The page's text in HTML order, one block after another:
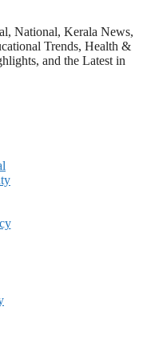
National, Kerala News,
Trends, Health &
and the Latest in